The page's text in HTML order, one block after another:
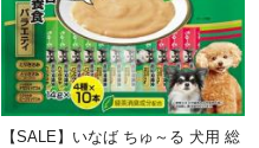
【SALE】いなば ちゅ～る 犬用 総